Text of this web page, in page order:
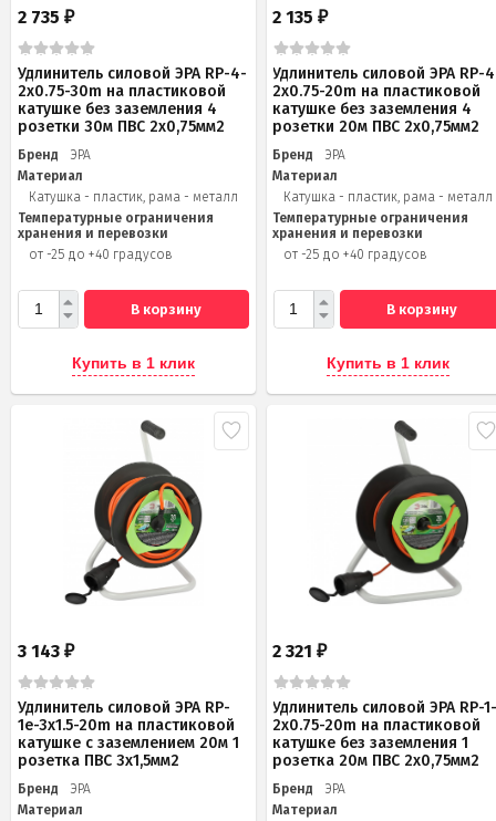
2 735 ₽
Удлинитель силовой ЭРА RP-4-
2x0.75-30m на пластиковой
катушке без заземления 4
розетки 30м ПВС 2х0,75мм2
Бренд
ЭРА
Материал
Катушка - пластик, рама - металл
Температурные ограничения
хранения и перевозки
от -25 до +40 градусов
В корзину
Купить в 1 клик
2 135₽
Удлинитель силовой ЭРА RP-
2x0.75-20m на пластиковой
катушке без заземления 4
розетки 20м ПВС 2х0,75мм2
Бренд
ЭРА
Материал
Катушка - пластик, рама - металл
Температурные ограничения
хранения и перевозки
от -25 до +40 градусов
В корзину
Купить в 1 клик
3 143 ₽
Удлинитель силовой ЭРА RP-
1e-3x1.5-20m на пластиковой
катушке c заземлением 20м 1
розетка ПВС 3х1,5мм2
Бренд
ЭРА
Материал
2 321₽
Удлинитель силовой ЭРА RP-
2x0.75-20m на пластиковой
катушке без заземления 1
розетка 20м ПВС 2х0,75мм2
Бренд
ЭРА
Материал